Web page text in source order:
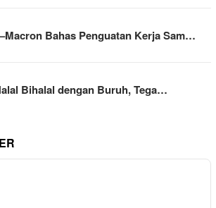
Bahas Penguatan Kerja Sam…
Bihalal dengan Buruh, Tega…